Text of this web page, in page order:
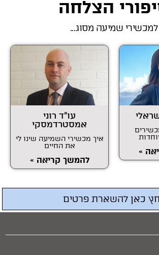
הצלחה
למכשירי שמיעה מסוג...
»
עו"ד רוני
אמסטרדמסקי
איך מכשירי השמיעה שינו לי
את החיים
להמשך קריאה »
כאן להשארת פרטים